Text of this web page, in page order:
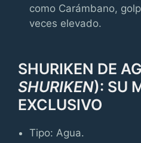
como Carámbano,
veces elevado.
SHURIKEN DE
SHURIKEN): SU
EXCLUSIVO
Tipo: Agua.